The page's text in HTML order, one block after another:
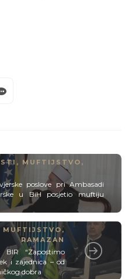
, MUFTIJSTVO ,
poslove pri Ambasadi
u BiH posjetio muftiju
MUFTIJSTVO ,
RAMAZAN
BIR “Zapostimo
i zajednica – od
dobra